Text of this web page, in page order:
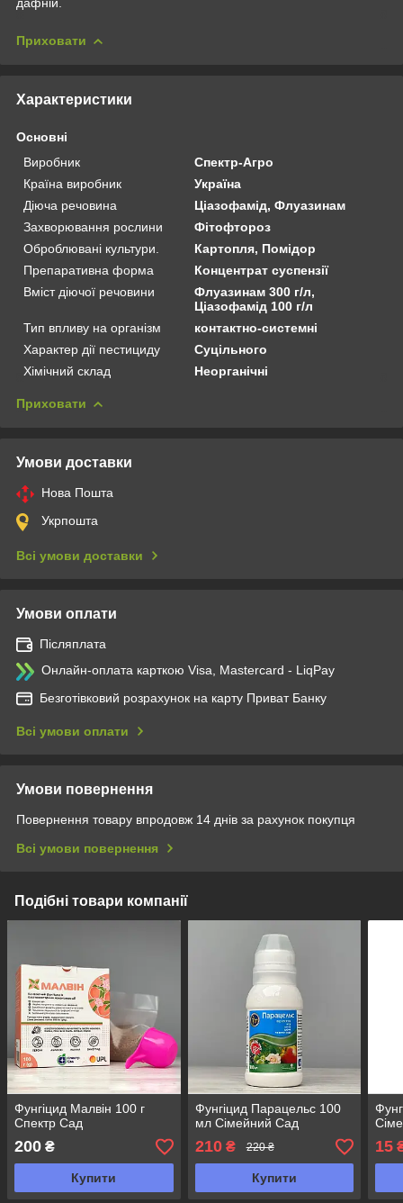
Приховати
Характеристики
Основні
Виробник
Спектр-Агро
Країна виробник
Україна
Діюча речовина
Ціазофамід, Флуазинам
Захворювання рослини
Фітофтороз
Оброблювані культури.
Картопля, Помідор
Препаративна форма
Концентрат суспензії
Вміст діючої речовини
Флуазинам 300 г/л,
Ціазофамід 100 г/л
Тип впливу на організм
контактно-системні
Характер дії пестициду
Суцільного
Хімічний склад
Неорганічні
Приховати
Умови доставки
Нова Пошта
Укрпошта
Всі умови доставки
Умови оплати
Післяплата
Онлайн-оплата карткою Visa, Mastercard - LiqPay
Безготівковий розрахунок на карту Приват Банку
Всі умови оплати
Умови повернення
Повернення товару впродовж 14 днів за рахунок покупця
Всі умови повернення
Подібні товари компанії
Фунгіцид Малвін 100 г
Спектр Сад
200 ₴
Купити
Фунгіцид Парацельс 100
мл Сімейний Сад
210₴ 220 ₴
Купити
15